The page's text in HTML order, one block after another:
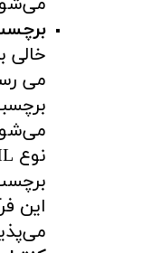
خالی
می
نوع
این